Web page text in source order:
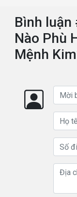
Bình luận
Nào Phù
Mệnh